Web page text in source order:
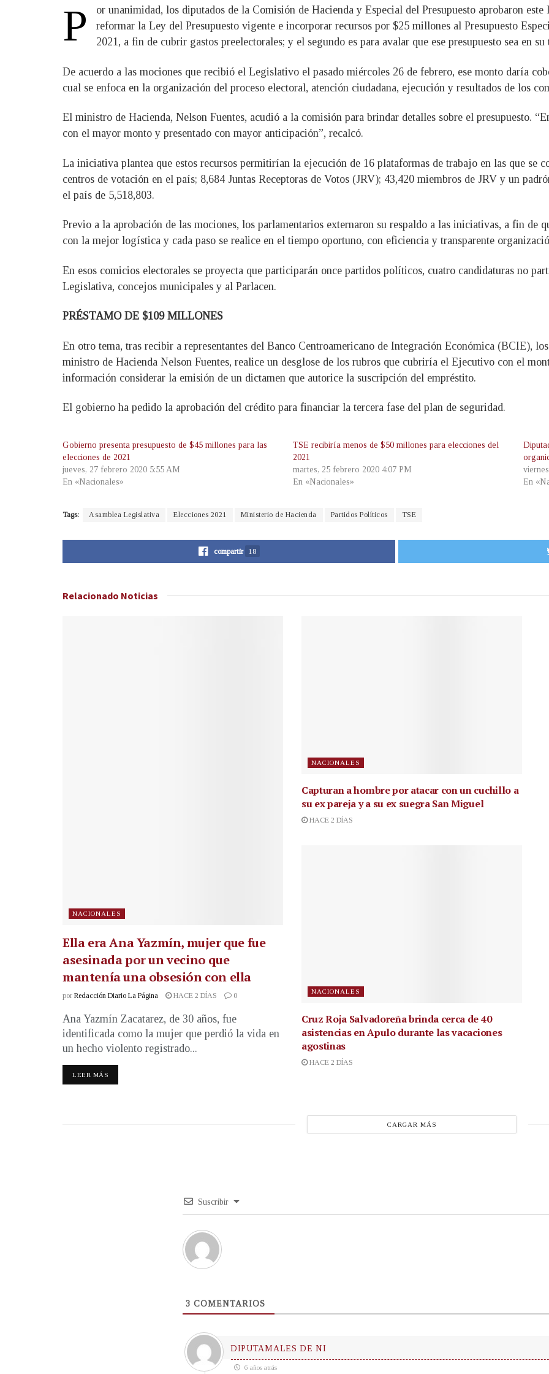
P
​or unanimidad, los diputados de la Comisión de Hacienda y Especial del Presupuesto aprobaron este
reformar la Ley del Presupuesto vigente e incorporar recursos por $25 millones al Presupuesto
2021, a fin de cubrir gastos preelectorales; y el segundo es para avalar que ese presupuesto sea en
De acuerdo a las mociones que recibió el Legislativo el pasado miércoles 26 de febrero, ese monto daría
cual se enfoca en la organización del proceso electoral, atención ciudadana, ejecución y resultados de los
El ministro de Hacienda, Nelson Fuentes, acudió a la comisión para brindar detalles sobre el presupuesto.
con el mayor monto y presentado con mayor anticipación”, recalcó.
La iniciativa plantea que estos recursos permitirían la ejecución de 16 plataformas de trabajo en las que se
centros de votación en el país; 8,684 Juntas Receptoras de Votos (JRV); 43,420 miembros de JRV y un
el país de 5,518,803.
Previo a la aprobación de las mociones, los parlamentarios externaron su respaldo a las iniciativas, a fin de
con la mejor logística y cada paso se realice en el tiempo oportuno, con eficiencia y transparente
En esos comicios electorales se proyecta que participarán once partidos políticos, cuatro candidaturas no
Legislativa, concejos municipales y al Parlacen.
PRÉSTAMO DE $109 MILLONES
En otro tema, tras recibir a representantes del Banco Centroamericano de Integración Económica (BCIE),
ministro de Hacienda Nelson Fuentes, realice un desglose de los rubros que cubriría el Ejecutivo con el
información considerar la emisión de un dictamen que autorice la suscripción del empréstito.
El gobierno ha pedido la aprobación del crédito para financiar la tercera fase del plan de seguridad.
Gobierno presenta presupuesto de $45 millones para las
elecciones de 2021
jueves, 27 febrero 2020 5:55 AM
En «Nacionales»
TSE recibiría menos de $50 millones para elecciones del
2021
martes, 25 febrero 2020 4:07 PM
En «Nacionales»
En
Tags: Asamblea Legislativa Elecciones 2021 Ministerio de Hacienda Partidos Políticos TSE
compartir 18
Relacionado Noticias
NACIONALES
Ella era Ana Yazmín, mujer que fue
asesinada por un vecino que
mantenía una obsesión con ella
por Redacción Diario La Página HACE 2 DÍAS 0
Ana Yazmín Zacatarez, de 30 años, fue
identificada como la mujer que perdió la vida en
un hecho violento registrado...
LEER MÁS
NACIONALES
Capturan a hombre por atacar con un cuchillo a
su ex pareja y a su ex suegra San Miguel
HACE 2 DÍAS
NACIONALES
Cruz Roja Salvadoreña brinda cerca de 40
asistencias en Apulo durante las vacaciones
agostinas
HACE 2 DÍAS
CARGAR MÁS
Suscribir
3 COMENTARIOS
DIPUTAMALES DE NI
6 años atrás